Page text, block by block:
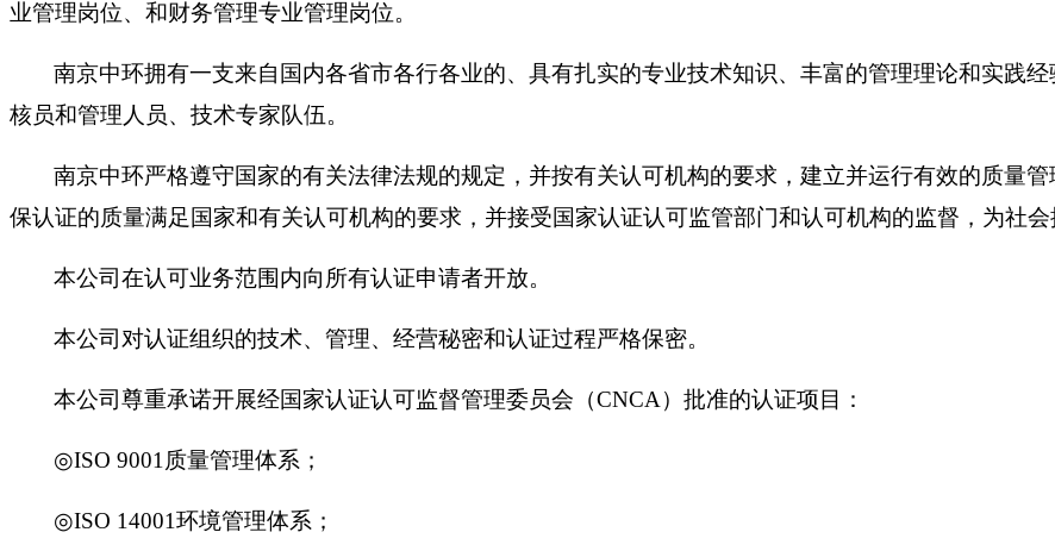
业管理岗位、和财务管理专业管理岗位。
南京中环拥有一支来自国内各省市各行各业的、具有扎实的专业技术知识、丰富的管理理论和实践
核员和管理人员、技术专家队伍。
南京中环严格遵守国家的有关法律法规的规定，并按有关认可机构的要求，建立并运行有效的质量
保认证的质量满足国家和有关认可机构的要求，并接受国家认证认可监管部门和认可机构的监督，为社会
本公司在认可业务范围内向所有认证申请者开放。
本公司对认证组织的技术、管理、经营秘密和认证过程严格保密。
本公司尊重承诺开展经国家认证认可监督管理委员会（CNCA ）批准的认证项目：
◎ISO 9001 质量管理体系；
◎ISO 14001环境管理体系；